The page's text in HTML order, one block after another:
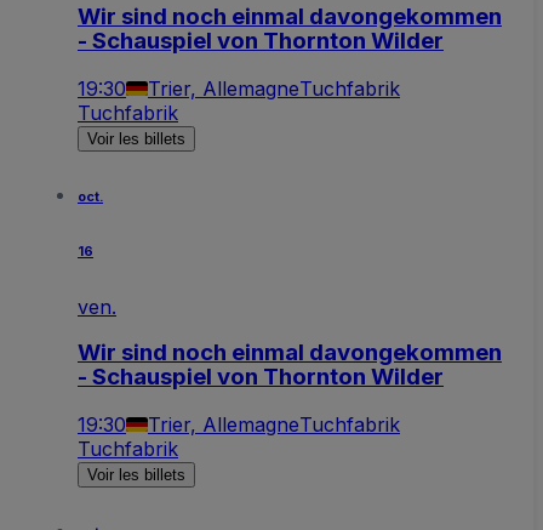
Wir sind noch einmal davongekommen
- Schauspiel von Thornton Wilder
19:30 Trier, AllemagneTuchfabrik
Tuchfabrik
Voir les billets
oct.
16
ven.
Wir sind noch einmal davongekommen
- Schauspiel von Thornton Wilder
19:30 Trier, AllemagneTuchfabrik
Tuchfabrik
Voir les billets